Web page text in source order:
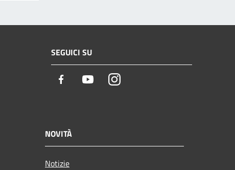
SEGUICI SU
Facebook YoutubeInstagram
NOVITÀ
Notizie